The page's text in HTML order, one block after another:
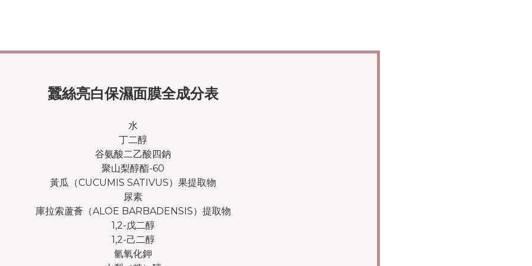
蠶絲亮白保濕面膜全成分表
水
丁二醇
谷氨酸二乙酸四鈉
聚山梨醇酯-60
黃瓜（CUCUMIS SATIVUS）果提取物
尿素
庫拉索蘆薈（ALOE BARBADENSIS）提取物
1,2-戊二醇
1,2-己二醇
氫氧化鉀